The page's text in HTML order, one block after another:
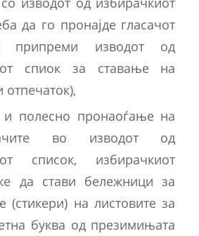
да го пронајде гласачот
изводот од
спиок за ставање на
отпечаток),
полесно пронаоѓање на
во изводот од
список, избирачкиот
да стави бележници за
(стикери) на листовите за
буква од презимињата